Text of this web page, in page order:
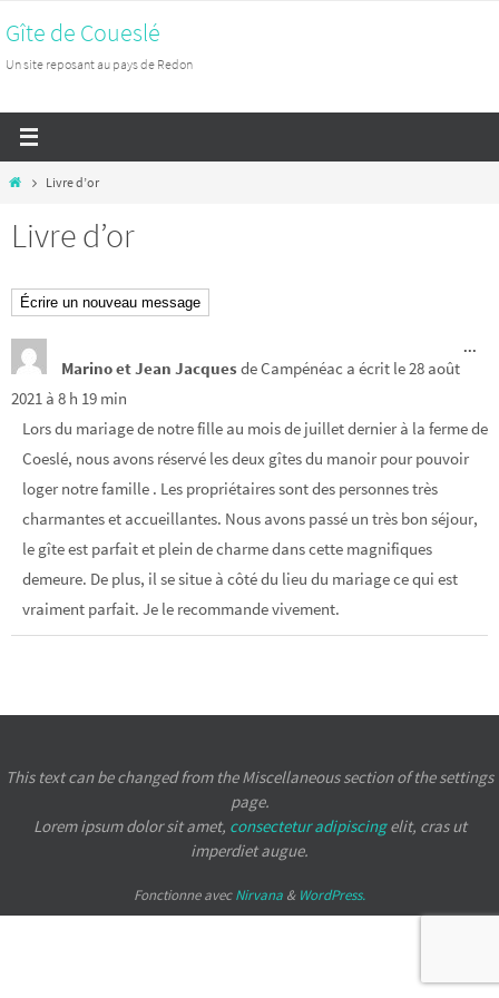
vers
le
Gîte de Coueslé
Un site reposant au pays de Redon
HomeLivre d’or
Livre d’or
Marino et Jean Jacques deCampénéac a écrit le28 août
2021 à 8 h 19 min
Lors du mariage de notre fille au mois de juillet dernier à la ferme de
Coeslé, nous avons réservé les deux gîtes du manoir pour pouvoir
loger notre famille . Les propriétaires sont des personnes très
charmantes et accueillantes. Nous avons passé un très bon séjour,
le gîte est parfait et plein de charme dans cette magnifiques
demeure. De plus, il se situe à côté du lieu du mariage ce qui est
vraiment parfait. Je le recommande vivement.
...
This text can be changed from the Miscellaneous section of the settings
page.
Lorem ipsumdolor sit amet, consectetur adipiscingelit, cras ut
imperdiet augue.
Fonctionne avecNirvana & WordPress.